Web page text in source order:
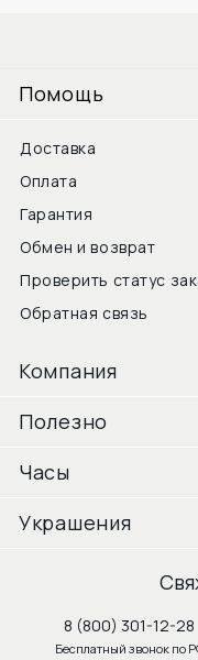
Помощь
Доставка
Оплата
Гарантия
Обмен и возврат
Проверить статус
Обратная связь
Компания
Полезно
Часы
Украшения
8 (800) 301-12-28
Бесплатный звонок по